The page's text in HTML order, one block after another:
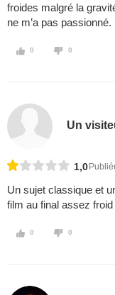
froides malgré la
ne m’a pas passionné.
0 0
Un
1,0
Un sujet classique et
film au final assez
0 0